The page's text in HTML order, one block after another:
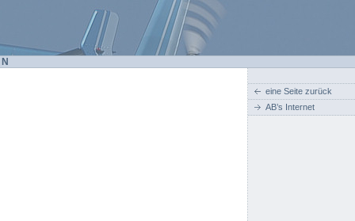
eine Seite zurück
AB’s Internet